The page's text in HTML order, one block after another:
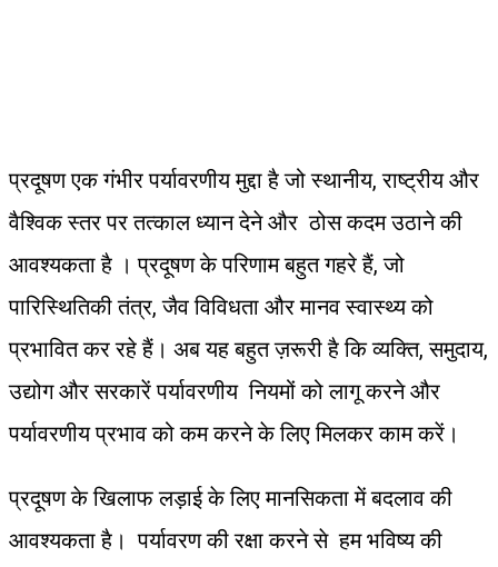
प्रदूषण एक गंभीर पर्यावरणीय मुद्दा है जो स्थानीय, राष्ट्रीय और
वैश्विक स्तर पर तत्काल ध्यान देने और ठोस कदम उठाने की
आवश्यकता है । प्रदूषण के परिणाम बहुत गहरे हैं, जो
पारिस्थितिकी तंत्र, जैव विविधता और मानव स्वास्थ्य को
प्रभावित कर रहे हैं। अब यह बहुत ज़रूरी है कि व्यक्ति, समुदाय,
उद्योग और सरकारें पर्यावरणीय नियमों को लागू करने और
पर्यावरणीय प्रभाव को कम करने के लिए मिलकर काम करें।
प्रदूषण के खिलाफ लड़ाई के लिए मानसिकता में बदलाव की
आवश्यकता है। पर्यावरण की रक्षा करने से हम भविष्य की